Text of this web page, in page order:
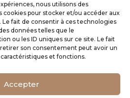
nous utilisons des
cookies pour stocker et/ou accéder aux
Le fait de consentir à ces technologies
données telles que le
ou les ID uniques sur ce site. Le fait
son consentement peut avoir un
et fonctions.
Accepter